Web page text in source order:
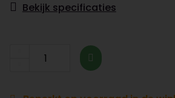
Bekijk specificaties